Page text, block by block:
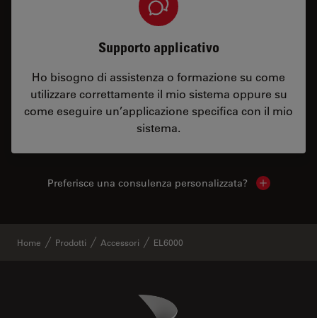
Supporto applicativo
Ho bisogno di assistenza o formazione su come
utilizzare correttamente il mio sistema oppure su
come eseguire un’applicazione specifica con il mio
sistema.
Preferisce una consulenza personalizzata? Show local
Home Prodotti Accessori EL6000
Danaher Logo